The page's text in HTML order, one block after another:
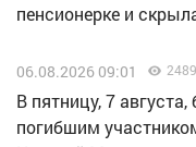
пенсионерке и
06.08.2026 09:01 2489
В пятницу, 7
погибшим